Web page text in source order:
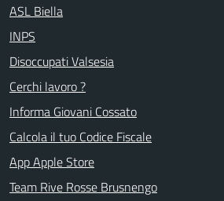
ASL Biella
INPS
Disoccupati Valsesia
Cerchi lavoro ?
Informa Giovani Cossato
Calcola il tuo Codice Fiscale
App Apple Store
Team Rive Rosse Brusnengo